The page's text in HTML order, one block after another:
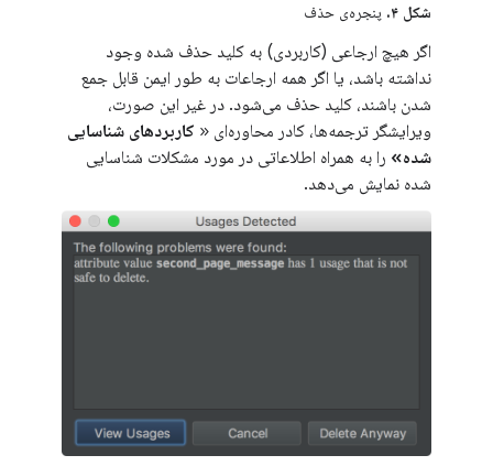
شکل ۴. پنجره‌ی حذف
اگر هیچ ارجاعی (کاربردی) به کلید حذف شده وجود
نداشته باشد، یا اگر همه ارجاعات به طور ایمن قابل جمع
شدن باشند، کلید حذف می‌شود. در غیر این صورت،
ویرایشگر ترجمه‌ها، کادر محاوره‌ای « کاربردهای شناسایی
شده» را به همراه اطلاعاتی در مورد مشکلات شناسایی
شده نمایش می‌دهد.